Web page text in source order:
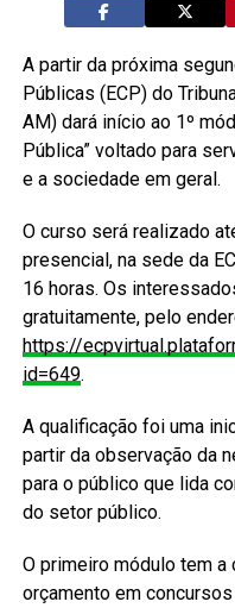
A partir da próxima
Públicas (ECP) do
AM) dará início ao 1º
Pública” voltado para
e a sociedade em geral.
O curso será realizado
presencial, na sede da
16 horas. Os
gratuitamente, pelo
https://
id=649.
A qualificação foi uma
partir da observação da
para o público que lida
do setor público.
O primeiro módulo tem a
orçamento em